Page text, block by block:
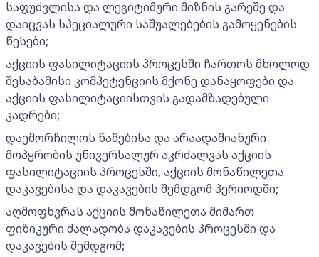
საფუძვლისა და ლეგიტიმური მიზნის გარეშე და
დაიცვას სპეციალური საშუალებების გამოყენების
წესები;
აქციის ფასილიტაციის პროცესში ჩართოს მხოლოდ
შესაბამისი კომპეტენციის მქონე დანაყოფები და
აქციის ფასილიტაციისთვის გადამზადებული
კადრები;
დაემორჩილოს წამებისა და არაადამიანური
მოპყრობის უნივერსალურ აკრძალვას აქციის
ფასილიტაციის პროცესში, აქციის მონაწილეთა
დაკავებისა და დაკავების შემდგომ პერიოდში;
აღმოფხვრას აქციის მონაწილეთა მიმართ
ფიზიკური ძალადობა დაკავების პროცესში და
დაკავების შემდგომ;